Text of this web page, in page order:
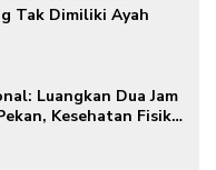
Tak Dimiliki Ayah
Luangkan Dua Jam
Kesehatan Fisik